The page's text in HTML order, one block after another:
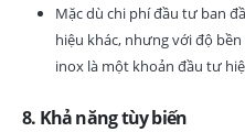
Mặc dù chi phí đầu tư ban
hiệu khác, nhưng với độ
inox là một khoản đầu tư
8. Khả năng tùy biến